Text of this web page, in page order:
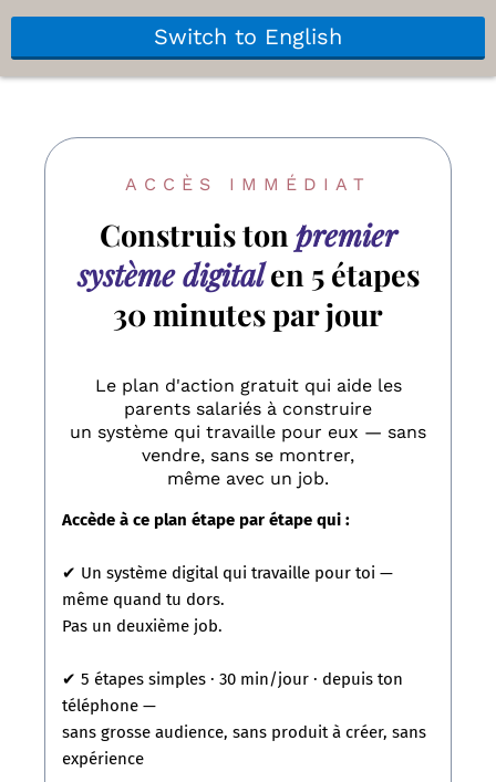
Switch to English
ACCÈS IMMÉDIAT
Construis ton premier
système digital en 5 étapes
30 minutes par jour
Le plan d'action gratuit qui aide les
parents salariés à construire
un système qui travaille pour eux — sans
vendre, sans se montrer,
même avec un job.
Accède à ce plan étape par étape qui :
✔ Un système digital qui travaille pour toi —
même quand tu dors.
Pas un deuxième job.
✔ 5 étapes simples · 30 min/jour · depuis ton
téléphone —
sans grosse audience, sans produit à créer, sans
expérience